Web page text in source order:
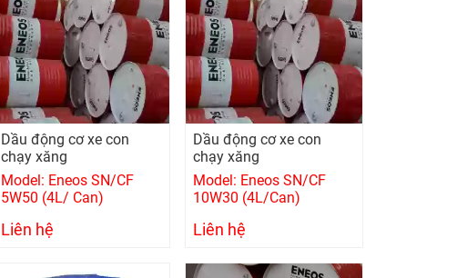
Dầu động cơ xe con
chạy xăng
Model: Eneos SN/CF
5W50 (4L/ Can)
Liên hệ
Dầu động cơ xe con
chạy xăng
Model: Eneos SN/CF
10W30 (4L/Can)
Liên hệ